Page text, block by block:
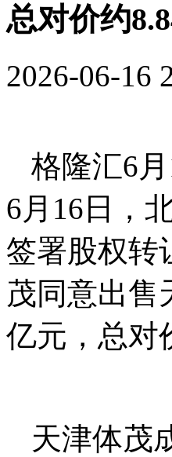
总对价约
2026-06-16
格隆汇6
6月16日，
签署股权转
茂同意出售
亿元，总对
天津体茂